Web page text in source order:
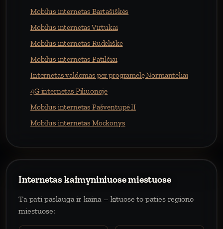
Mobilus internetas Bartašiškės
Mobilus internetas Virtukai
Mobilus internetas Rudeliškė
Mobilus internetas Patilčiai
Internetas valdomas per programėlę Normantėliai
4G internetas Piliuonoje
Mobilus internetas Pašventupė II
Mobilus internetas Mockonys
Internetas kaimyniniuose miestuose
Ta pati paslauga ir kaina – kituose to paties regiono
miestuose: